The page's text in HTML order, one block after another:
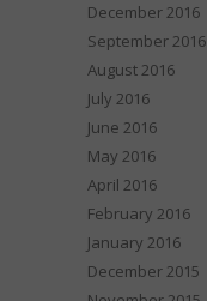
December 2016
September 2016
August 2016
July 2016
June 2016
May 2016
April 2016
February 2016
January 2016
December 2015